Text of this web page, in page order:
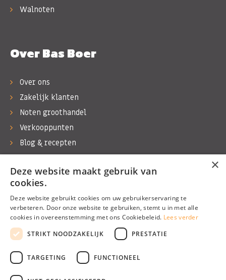
Walnoten
Over Bas Boer
Over ons
Zakelijk klanten
Noten groothandel
Verkooppunten
Blog & recepten
Werken bij Bas Boer Noten
Contact
©1974 - 2026 Bas Boer Noten
×
Deze website maakt gebruik van
cookies.
Deze website gebruikt cookies om uw gebruikerservaring te
verbeteren. Door onze website te gebruiken, stemt u in met alle
cookies in overeenstemming met ons Cookiebeleid. Lees verder
STRIKT NOODZAKELIJK
PRESTATIE
TARGETING FUNCTIONEEL